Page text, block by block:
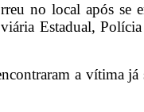
no local após se
Estadual,
a vítima já